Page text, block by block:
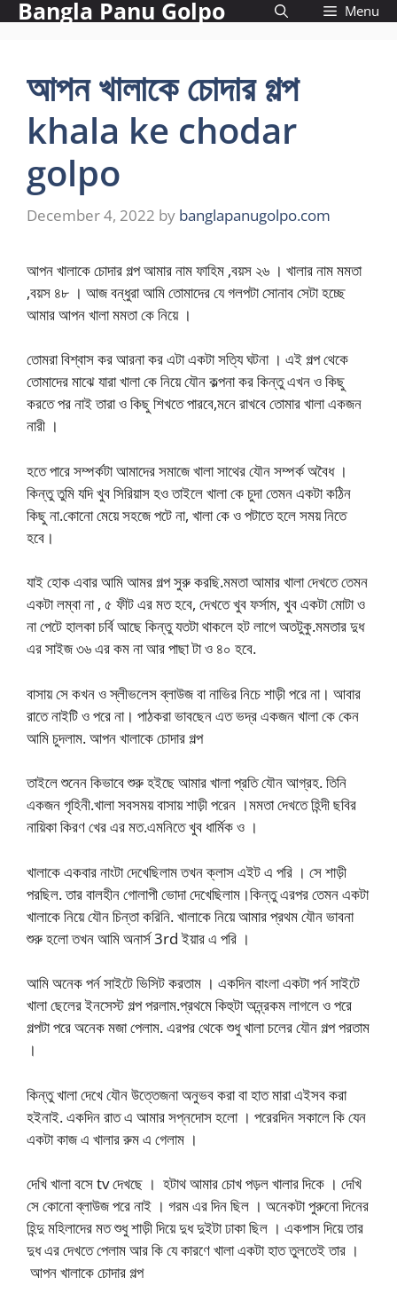
SkipBangla Panu Golpo Menu
আপন খালাকে চোদার গল্প
khala ke chodar
golpo
December 4, 2022 by banglapanugolpo.com
আপন খালাকে চোদার গল্প আমার নাম ফাহিম ,বয়স ২৬ । খালার নাম মমতা
,বয়স ৪৮ । আজ বন্ধুরা আমি তোমাদের যে গলপটা সোনাব সেটা হচ্ছে
আমার আপন খালা মমতা কে নিয়ে ।
তোমরা বিশ্বাস কর আরনা কর এটা একটা সত্যি ঘটনা । এই গল্প থেকে
তোমাদের মাঝে যারা খালা কে নিয়ে যৌন কল্পনা কর কিন্তু এখন ও কিছু
করতে পর নাই তারা ও কিছু শিখতে পারবে,মনে রাখবে তোমার খালা একজন
নারী ।
হতে পারে সম্পর্কটা আমাদের সমাজে খালা সাথের যৌন সম্পর্ক অবৈধ ।
কিন্তু তুমি যদি খুব সিরিয়াস হও তাইলে খালা কে চুদা তেমন একটা কঠিন
কিছু না.কোনো মেয়ে সহজে পটে না, খালা কে ও পটাতে হলে সময় নিতে
হবে।
যাই হোক এবার আমি আমর গল্প সুরু করছি.মমতা আমার খালা দেখতে তেমন
একটা লম্বা না , ৫ ফীট এর মত হবে, দেখতে খুব ফর্সাম, খুব একটা মোটা ও
না পেটে হালকা চর্বি আছে কিন্তু যতটা থাকলে হট লাগে অতটুকু.মমতার দুধ
এর সাইজ ৩৬ এর কম না আর পাছা টা ও ৪০ হবে.
বাসায় সে কখন ও স্লীভলেস ব্লাউজ বা নাভির নিচে শাড়ী পরে না। আবার
রাতে নাইটি ও পরে না। পাঠকরা ভাবছেন এত ভদ্র একজন খালা কে কেন
আমি চুদলাম. আপন খালাকে চোদার গল্প
তাইলে শুনেন কিভাবে শুরু হইছে আমার খালা প্রতি যৌন আগ্রহ. তিনি
একজন গৃহিনী.খালা সবসময় বাসায় শাড়ী পরেন ।মমতা দেখতে হিন্দী ছবির
নায়িকা কিরণ খের এর মত.এমনিতে খুব ধার্মিক ও ।
খালাকে একবার নাংটা দেখেছিলাম তখন ক্লাস এইট এ পরি । সে শাড়ী
পরছিল. তার বালহীন গোলাপী ভোদা দেখেছিলাম।কিন্তু এরপর তেমন একটা
খালাকে নিয়ে যৌন চিন্তা করিনি. খালাকে নিয়ে আমার প্রথম যৌন ভাবনা
শুরু হলো তখন আমি অনার্স 3rd ইয়ার এ পরি ।
আমি অনেক পর্ন সাইটে ভিসিট করতাম । একদিন বাংলা একটা পর্ন সাইটে
খালা ছেলের ইনসেস্ট গল্প পরলাম.প্রথমে কিহুটা অন্ন্রকম লাগলে ও পরে
গল্পটা পরে অনেক মজা পেলাম. এরপর থেকে শুধু খালা চলের যৌন গল্প পরতাম
।
কিন্তু খালা দেখে যৌন উত্তেজনা অনুভব করা বা হাত মারা এইসব করা
হইনাই. একদিন রাত এ আমার সপ্নদোস হলো । পরেরদিন সকালে কি যেন
একটা কাজ এ খালার রুম এ গেলাম ।
দেখি খালা বসে tv দেখছে । হটাথ আমার চোখ পড়ল খালার দিকে । দেখি
সে কোনো ব্লাউজ পরে নাই । গরম এর দিন ছিল । অনেকটা পুরুনো দিনের
হিন্দু মহিলাদের মত শুধু শাড়ী দিয়ে দুধ দুইটা ঢাকা ছিল । একপাস দিয়ে তার
দুধ এর দেখতে পেলাম আর কি যে কারণে খালা একটা হাত তুলতেই তার ।
আপন খালাকে চোদার গল্প